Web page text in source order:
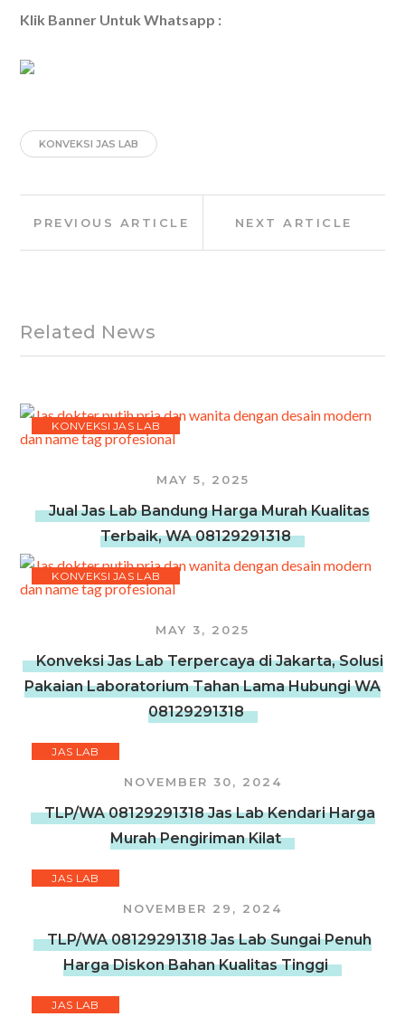
Klik Banner Untuk Whatsapp :
KONVEKSI JAS LAB
navigation
PREVIOUS ARTICLE NEXT ARTICLE
Related News
KONVEKSI JAS LAB
MAY 5, 2025
Jual Jas Lab Bandung Harga Murah Kualitas
Terbaik, WA 08129291318
KONVEKSI JAS LAB
MAY 3, 2025
Konveksi Jas Lab Terpercaya di Jakarta, Solusi
Pakaian Laboratorium Tahan Lama Hubungi WA
08129291318
JAS LAB
NOVEMBER 30, 2024
TLP/WA 08129291318 Jas Lab Kendari Harga
Murah Pengiriman Kilat
JAS LAB
NOVEMBER 29, 2024
TLP/WA 08129291318 Jas Lab Sungai Penuh
Harga Diskon Bahan Kualitas Tinggi
JAS LAB